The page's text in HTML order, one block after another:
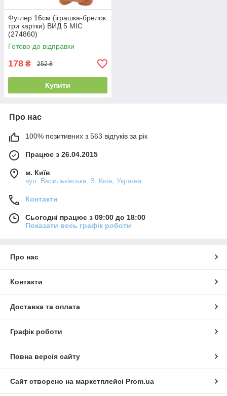
Фуглер 16см (іграшка-брелок
три картки) ВИД 5 MIC
(274860)
Готово до відправки
178 ₴ 252 ₴
Купити
Про нас
100% позитивних з 563 відгуків за рік
Працює з 26.04.2015
м. Київ
вул. Васильківська, 3, Київ, Україна
Контакти
Сьогодні працює з 09:00 до 18:00
Показати весь графік роботи
Про нас
Контакти
Доставка та оплата
Графік роботи
Повна версія сайту
Сайт створено на маркетплейсі Prom.ua